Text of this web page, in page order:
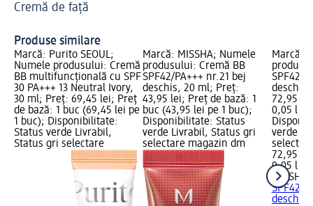
Cremă de față
Produse similare
Marcă: Purito SEOUL;
Numele produsului: Cremă
BB multifuncțională cu SPF
30 PA+++ 13 Neutral Ivory,
30 ml; Preț: 69,45 lei; Preț
de bază: 1 buc (69,45 lei pe
1 buc); Disponibilitate:
Status verde Livrabil,
Status gri selectare
Marcă: MISSHA; Numele
produsului: Cremă BB
SPF42/PA+++ nr.21 bej
deschis, 20 ml; Preț:
43,95 lei; Preț de bază: 1
buc (43,95 lei pe 1 buc);
Disponibilitate: Status
verde Livrabil, Status gri
selectare magazin dm
Marcă:
SPF42/
72,95
0,05 l
verde
72,95 lei
0,05 l
MISSHA
SPF42/
deschis,